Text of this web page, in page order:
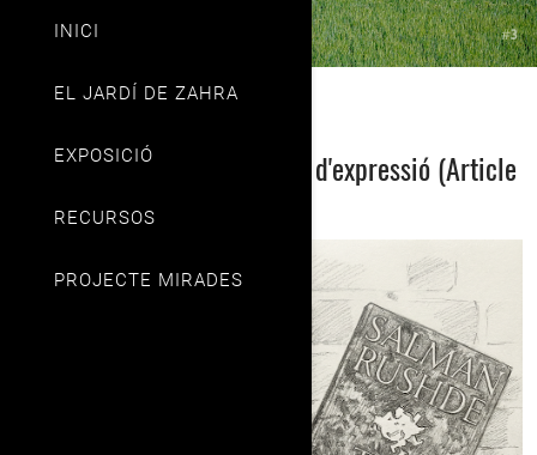
INICI
EL JARDÍ DE ZAHRA
EXPOSICIÓ
RECURSOS
PROJECTE MIRADES
Salman Rushdie i la libertat d'expressió (Article